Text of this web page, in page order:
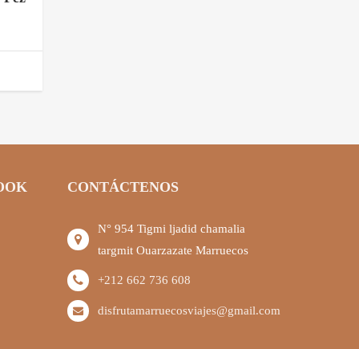
CONTÁCTENOS
N° 954 Tigmi ljadid chamalia
targmit Ouarzazate Marruecos
+212 662 736 608
disfrutamarruecosviajes@gmail.com